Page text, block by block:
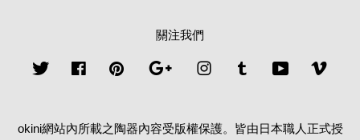
關注我們
Twitter FacebookPinterest Google InstagramTumblr YouTube
okini網站內所載之陶器內容受版權保護。皆由日本職人正式授